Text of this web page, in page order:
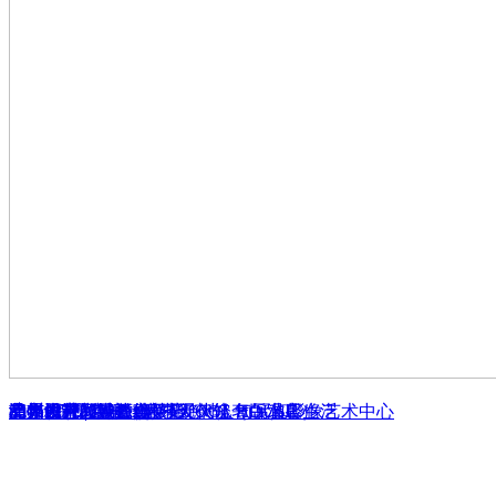
800m²别墅空间，演绎现代轻奢版温馨生活
品界设计 | Avision西安绝对人气写真影像艺术中心
漳州胜芳园港式奶茶店
南京漂亮新娘婚纱摄影
乌鲁木齐绿城百合
漳州桥村32号餐馆
品界设计 | 西安 - 水中天茶馆（白水店）
北京CD视觉
漳州凤凰尚城公寓 - 《COOL HOUSE》